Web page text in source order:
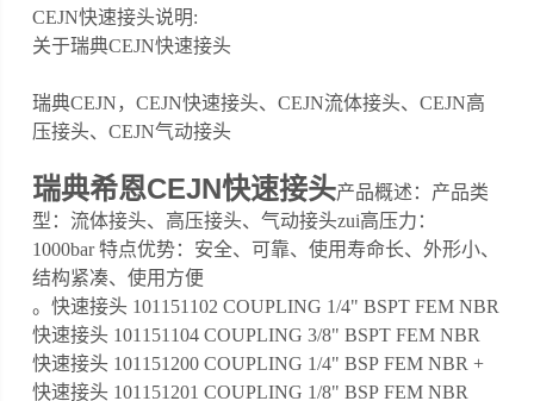
CEJN快速接头说明:
关于瑞典CEJN快速接头
瑞典CEJN，CEJN快速接头、CEJN流体接头、CEJN高
压接头、CEJN气动接头
瑞典希恩CEJN快速接头产品概述：产品类
型：流体接头、高压接头、气动接头zui高压力：
1000bar 特点优势：安全、可靠、使用寿命长、外形小、
结构紧凑、使用方便
。快速接头 101151102 COUPLING 1/4" BSPT FEM NBR
快速接头 101151104 COUPLING 3/8" BSPT FEM NBR
快速接头 101151200 COUPLING 1/4" BSP FEM NBR +
快速接头 101151201 COUPLING 1/8" BSP FEM NBR